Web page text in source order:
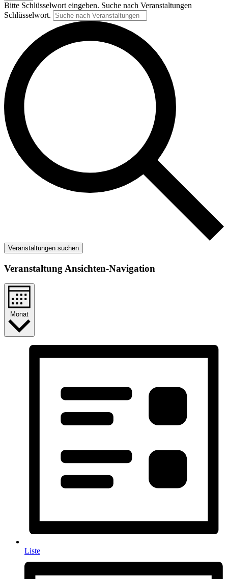
Bitte Schlüsselwort eingeben. Suche nach Veranstaltungen
Schlüsselwort.
Veranstaltungen suchen
Veranstaltung Ansichten-Navigation
Monat
Liste